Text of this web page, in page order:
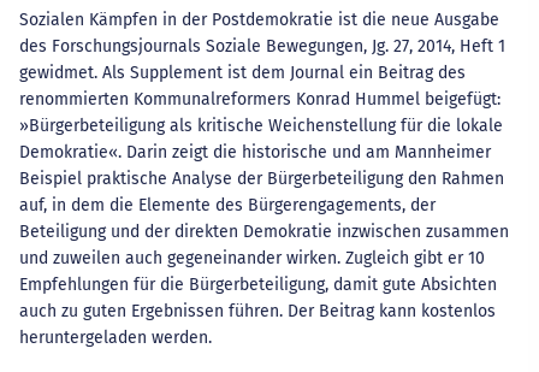
Sozialen Kämpfen in der Postdemokratie ist die neue Ausgabe
des Forschungsjournals Soziale Bewegungen, Jg. 27, 2014, Heft 1
gewidmet. Als Supplement ist dem Journal ein Beitrag des
renommierten Kommunalreformers Konrad Hummel beigefügt:
»Bürgerbeteiligung als kritische Weichenstellung für die lokale
Demokratie«. Darin zeigt die historische und am Mannheimer
Beispiel praktische Analyse der Bürgerbeteiligung den Rahmen
auf, in dem die Elemente des Bürgerengagements, der
Beteiligung und der direkten Demokratie inzwischen zusammen
und zuweilen auch gegeneinander wirken. Zugleich gibt er 10
Empfehlungen für die Bürgerbeteiligung, damit gute Absichten
auch zu guten Ergebnissen führen. Der Beitrag kann kostenlos
heruntergeladen werden.